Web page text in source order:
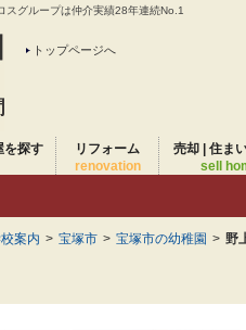
スグループは仲介実績28年連続No.1
トップページへ
を探す
リフォーム
renovation
売却 | 住ま
sell
案内 > 宝塚市 > 宝塚市の幼稚園 > 野